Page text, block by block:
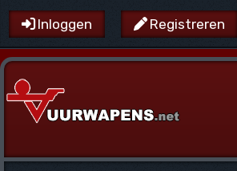
Inloggen Registreren